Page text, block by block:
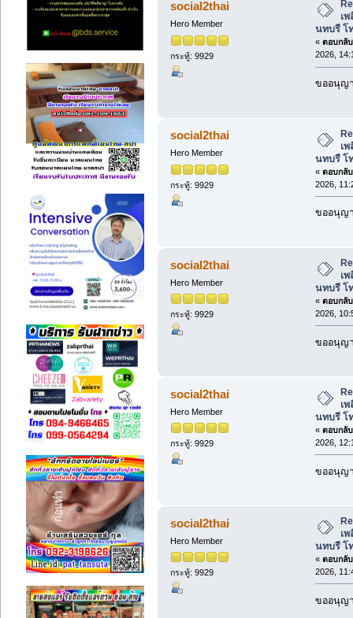
social2thai
Hero Member
กระทู้: 9929
เ
นทบรี โ
« ตอบกลั
2026,
ขออนุญ
social2thai
Hero Member
กระทู้: 9929
เ
นทบรี โ
« ตอบกลั
2026,
ขออนุญ
social2thai
Hero Member
กระทู้: 9929
เ
นทบรี โ
« ตอบกลั
2026,
ขออนุญ
social2thai
Hero Member
กระทู้: 9929
เ
นทบรี โ
« ตอบกลั
2026,
ขออนุญ
social2thai
Hero Member
กระทู้: 9929
เ
นทบรี โ
« ตอบกลั
2026,
ขออนุญ